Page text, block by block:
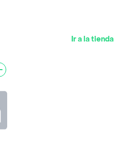
Ir a la tienda